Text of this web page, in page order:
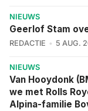
NIEUWS
Geerlof Stam
REDACTIE 5 AUG.
NIEUWS
Van Hooydonk
we met Rolls
Alpina-familie